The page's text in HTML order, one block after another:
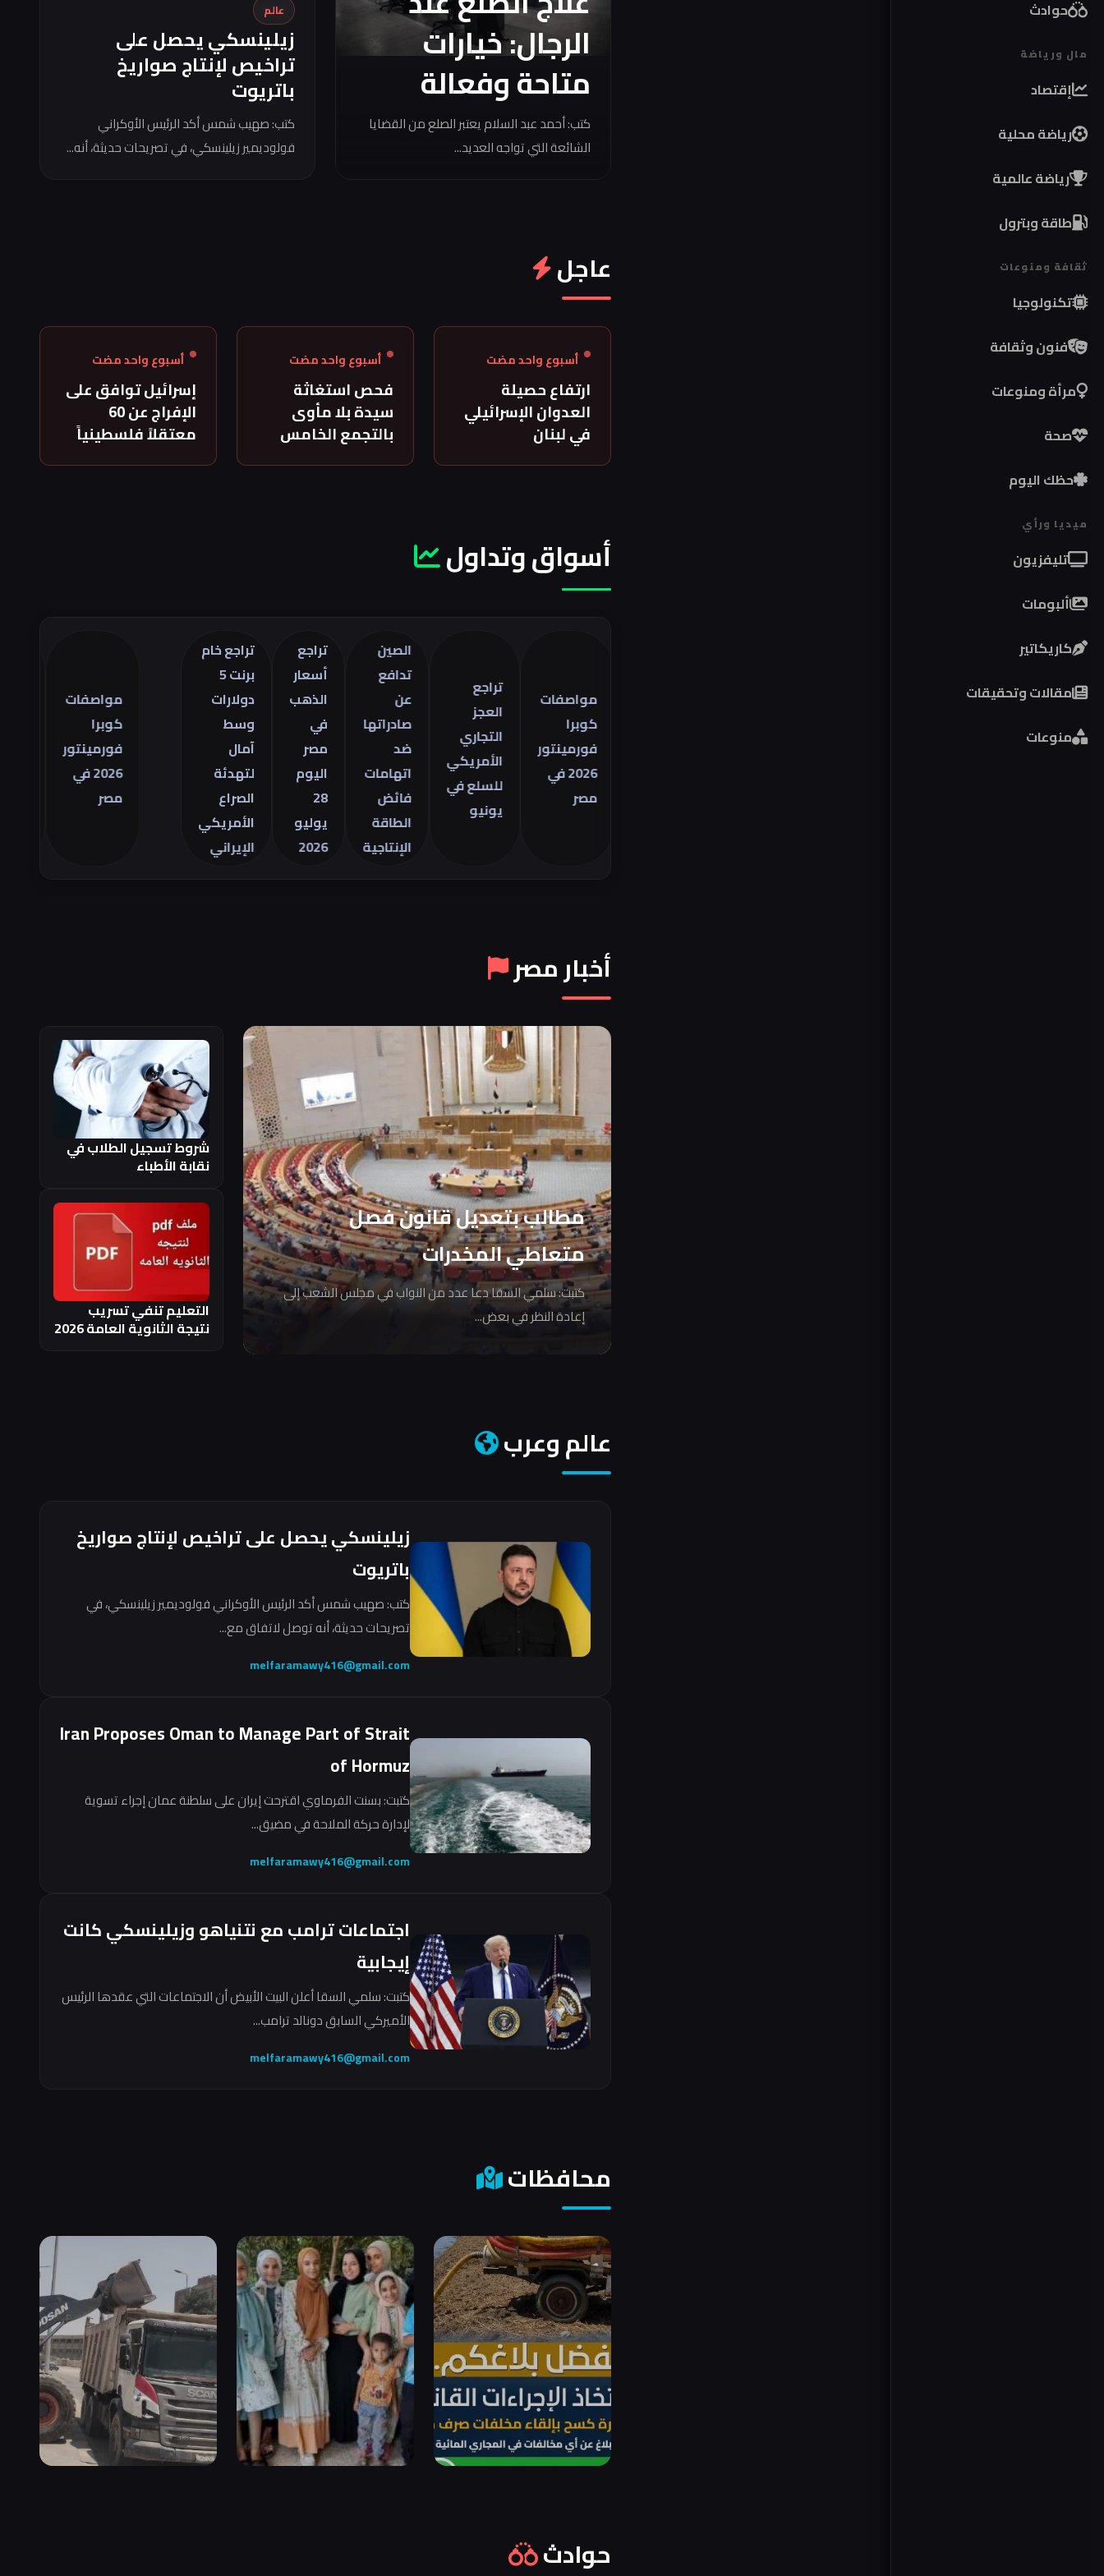
حوادث
مال ورياضة
إقتصاد
رياضة محلية
رياضة عالمية
طاقة وبترول
ثقافة ومنوعات
تكنولوجيا
فنون وثقافة
مرأة ومنوعات
صحة
حظك اليوم
ميديا ورأي
تليفزيون
ألبومات
كاريكاتير
مقالات وتحقيقات
منوعات
الرجال: خيارات
متاحة وفعالة
كتب: أحمد عبد السلام يعتبر الصلع من القضايا
الشائعة التي تواجه العديد...
عالم
زيلينسكي يحصل على
تراخيص لإنتاج صواريخ
باتريوت
كتب: صهيب شمس أكد الرئيس الأوكراني
فولوديمير زيلينسكي، في تصريحات حديثة، أنه...
عاجل
أسبوع واحد مضت
ارتفاع حصيلة
العدوان الإسرائيلي
في لبنان
أسبوع واحد مضت
فحص استغاثة
سيدة بلا مأوى
بالتجمع الخامس
أسبوع واحد مضت
إسرائيل توافق على
الإفراج عن 60
معتقلاً فلسطينياً
أسواق وتداول
مواصفات
فورمينتور
2026 في
التجاري
الأمريكي
للسلع في
يونيو
الصين
تدافع
صادراتها
اتهامات
فائض
الطاقة
الإنتاجية
أسعار
الذهب
تراجع خام
برنت 5
دولارات
لتهدئة
الصراع
الأمريكي
الإيراني
مواصفات
فورمينتور
2026 في
أخبار مصر
مطالب بتعديل قانون فصل
متعاطي المخدرات
كتبت: سلمي السقا دعا عدد من النواب في مجلس الشعب إلى
إعادة النظر في بعض...
شروط تسجيل الطلاب في
نقابة الأطباء
التعليم تنفي تسريب
نتيجة الثانوية العامة 2026
عالم وعرب
زيلينسكي يحصل على تراخيص لإنتاج صواريخ
باتريوت
كتب: صهيب شمس أكد الرئيس الأوكراني فولوديمير زيلينسكي، في
تصريحات حديثة، أنه توصل لاتفاق مع...
melfaramawy416@gmail.com
Iran Proposes Oman to Manage Part of Strait
of Hormuz
كتبت: بسنت الفرماوي اقترحت إيران على سلطنة عمان إجراء تسوية
لإدارة حركة الملاحة في مضيق...
melfaramawy416@gmail.com
اجتماعات ترامب مع نتنياهو وزيلينسكي كانت
إيجابية
كتبت: سلمي السقا أعلن البيت الأبيض أن الاجتماعات التي عقدها الرئيس
الأميركي السابق دونالد ترامب...
melfaramawy416@gmail.com
محافظات
حوادث